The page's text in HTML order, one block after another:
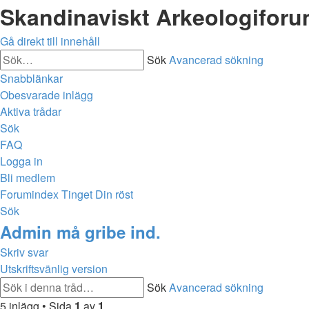
Skandinaviskt
Gå direkt till innehåll
SökAvancerad sökning
Snabblänkar
Obesvarade inlägg
Aktiva trådar
Sök
FAQ
Logga in
Bli medlem
ForumindexTinget Din röst
Sök
Admin må gribe ind.
Skriv svar
Utskriftsvänlig version
SökAvancerad sökning